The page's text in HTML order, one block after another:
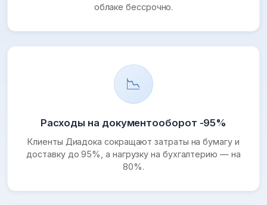
облаке бессрочно.
📉
Расходы на документооборот -95%
Клиенты Диадока сокращают затраты на бумагу и
доставку до 95%, а нагрузку на бухгалтерию — на
80%.